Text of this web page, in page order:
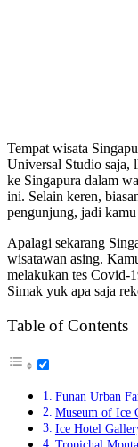
Tempat wisata
Universal Studio saja,
ke Singapura dalam
ini. Selain keren,
pengunjung, jadi
Apalagi sekarang
wisatawan asing.
melakukan tes Covid-
Simak yuk apa saja
Table of Contents
Funan Urban
Museum of Ice
Ice Hotel